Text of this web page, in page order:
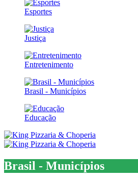
Esportes
Justiça
Entretenimento
Brasil - Municípios
Educação
Brasil - Municípios